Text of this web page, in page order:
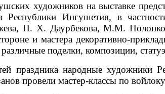
художников на выставке
Республики Ингушетия, в
П. Х. Даурбекова, М.М.
и мастера декоративно-
поделки, композиции,
праздника народные художники
провели мастер-классы по